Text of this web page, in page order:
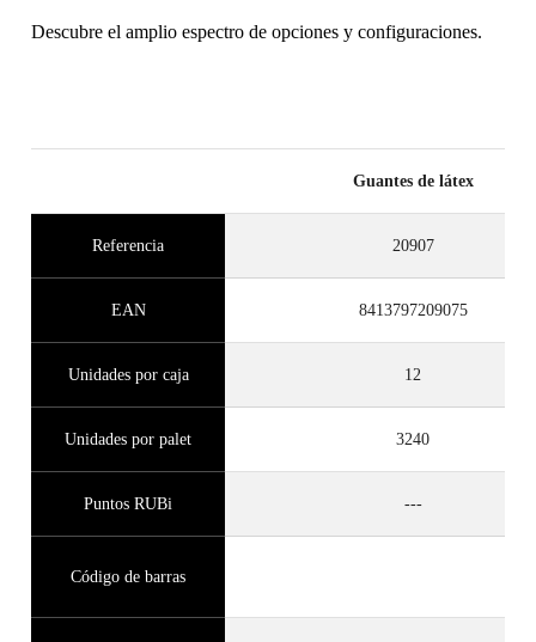
Descubre el amplio espectro de opciones y configuraciones.
Guantes de látex
Referencia 20907
EAN 8413797209075
Unidades por caja 12
Unidades por palet 3240
Puntos RUBi ---
Código de barras